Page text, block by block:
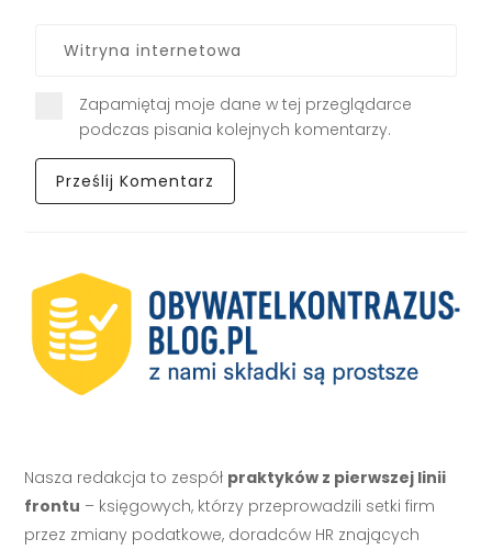
Zapamiętaj moje dane w tej przeglądarce
podczas pisania kolejnych komentarzy.
Nasza redakcja to zespół praktyków z pierwszej linii
frontu – księgowych, którzy przeprowadzili setki firm
przez zmiany podatkowe, doradców HR znających